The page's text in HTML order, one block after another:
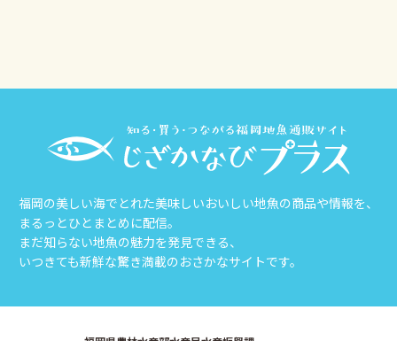
福岡の美しい海でとれた美味しいおいしい地魚の商品や情報を、
まるっとひとまとめに配信。
まだ知らない地魚の魅力を発見できる、
いつきても新鮮な驚き満載のおさかなサイトです。